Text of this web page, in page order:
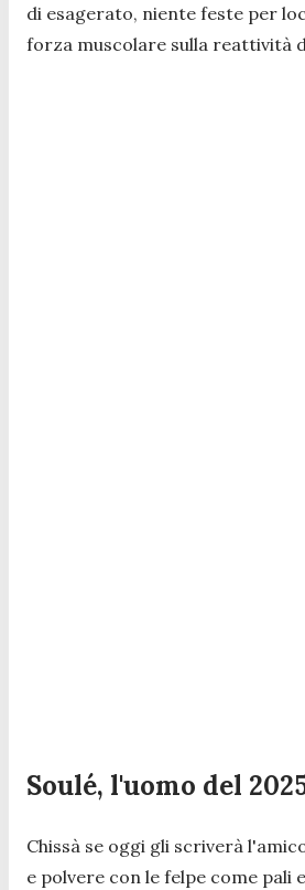
di esagerato, niente feste per
forza muscolare sulla reattività
Soulé, l'uomo del
Chissà se oggi gli scriverà
e polvere con le felpe come